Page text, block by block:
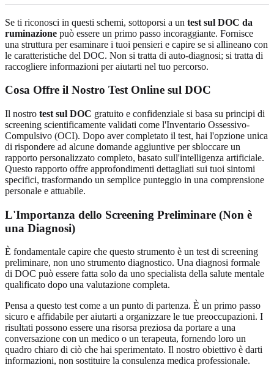
Se ti riconosci in questi schemi, sottoporsi a un test sul DOC da
ruminazione può essere un primo passo incoraggiante. Fornisce
una struttura per esaminare i tuoi pensieri e capire se si allineano con
le caratteristiche del DOC. Non si tratta di auto-diagnosi; si tratta di
raccogliere informazioni per aiutarti nel tuo percorso.
Cosa Offre il Nostro Test Online sul DOC
Il nostro test sul DOC gratuito e confidenziale si basa su principi di
screening scientificamente validati come l'Inventario Ossessivo-
Compulsivo (OCI). Dopo aver completato il test, hai l'opzione unica
di rispondere ad alcune domande aggiuntive per sbloccare un
rapporto personalizzato completo, basato sull'intelligenza artificiale.
Questo rapporto offre approfondimenti dettagliati sui tuoi sintomi
specifici, trasformando un semplice punteggio in una comprensione
personale e attuabile.
L'Importanza dello Screening Preliminare (Non è
una Diagnosi)
È fondamentale capire che questo strumento è un test di screening
preliminare, non uno strumento diagnostico. Una diagnosi formale
di DOC può essere fatta solo da uno specialista della salute mentale
qualificato dopo una valutazione completa.
Pensa a questo test come a un punto di partenza. È un primo passo
sicuro e affidabile per aiutarti a organizzare le tue preoccupazioni. I
risultati possono essere una risorsa preziosa da portare a una
conversazione con un medico o un terapeuta, fornendo loro un
quadro chiaro di ciò che hai sperimentato. Il nostro obiettivo è darti
informazioni, non sostituire la consulenza medica professionale.